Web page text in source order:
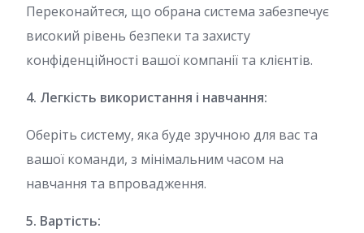
Переконайтеся, що обрана система забезпечує
високий рівень безпеки та захисту
конфіденційності вашої компанії та клієнтів.
4. Легкість використання і навчання:
Оберіть систему, яка буде зручною для вас та
вашої команди, з мінімальним часом на
навчання та впровадження.
5. Вартість: